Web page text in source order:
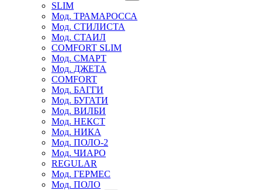
SLIM
Мод. ТРАМАРОССА
Мод. СТИЛИСТА
Мод. СТАИЛ
COMFORT SLIM
Мод. СМАРТ
Мод. ДЖЕТА
COMFORT
Мод. БАГГИ
Мод. БУГАТИ
Мод. ВИЛБИ
Мод. НЕКСТ
Мод. НИКА
Мод. ПОЛО-2
Мод. ЧИАРО
REGULAR
Мод. ГЕРМЕС
Мод. ПОЛО